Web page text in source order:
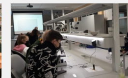
Nameliai
sparnuočiams